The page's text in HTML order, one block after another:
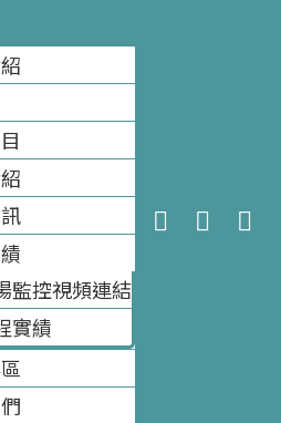
監控視頻連結
實績​
委會訂
」三標
者憂太
實稽查
下游